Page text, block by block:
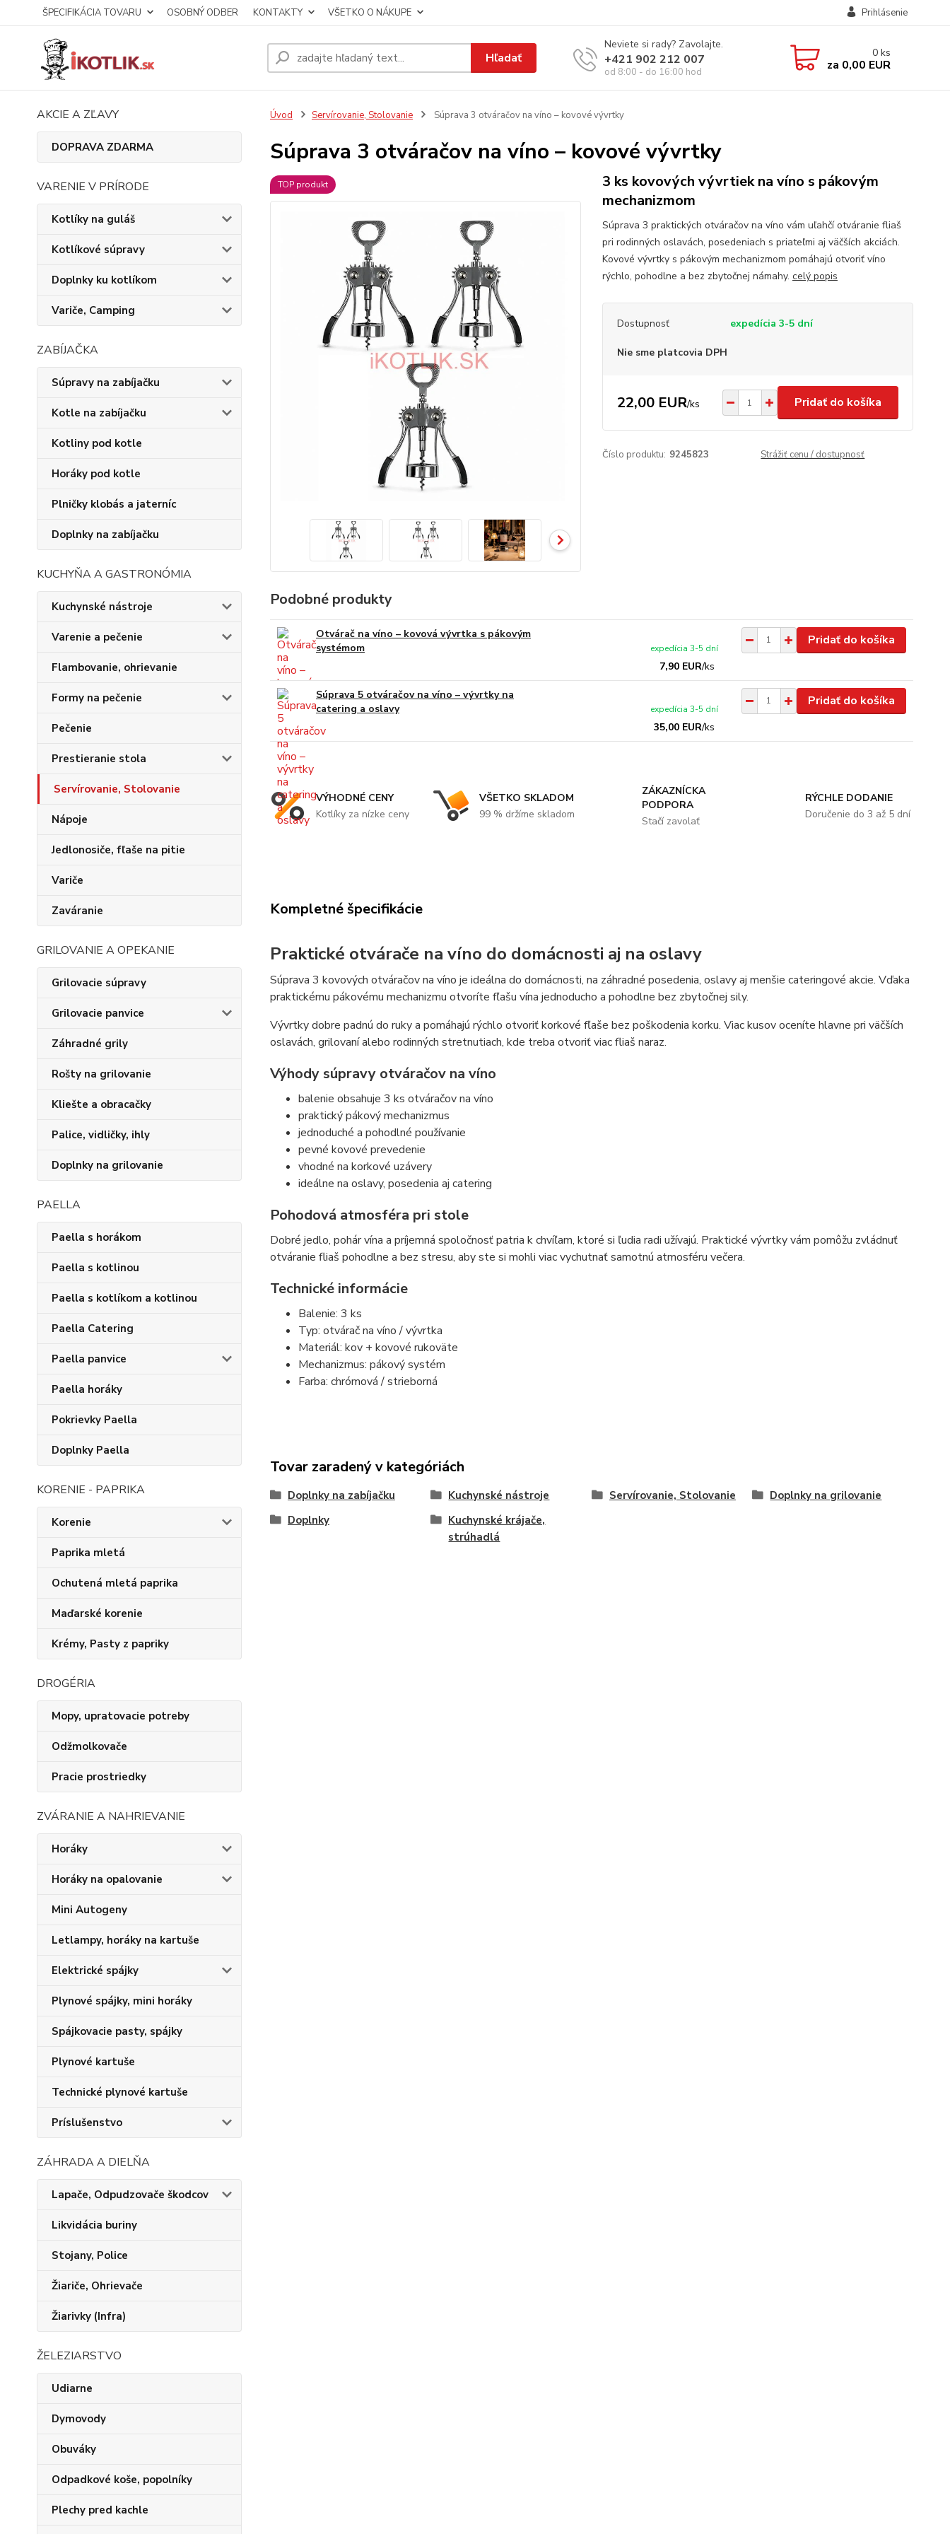
ŠPECIFIKÁCIA TOVARU OSOBNÝ ODBER KONTAKTY VŠETKO O NÁKUPE Prihlásenie
Hľadať
Neviete si rady? Zavolajte.
+421 902 212 007
od 8:00 - do 16:00 hod
0 ks
za 0,00 EUR
AKCIE A ZĽAVY
DOPRAVA ZDARMA
VARENIE V PRÍRODE
Kotlíky na guláš
Kotlíkové súpravy
Doplnky ku kotlíkom
Variče, Camping
ZABÍJAČKA
Súpravy na zabíjačku
Kotle na zabíjačku
Kotliny pod kotle
Horáky pod kotle
Plničky klobás a jaterníc
Doplnky na zabíjačku
KUCHYŇA A GASTRONÓMIA
Kuchynské nástroje
Varenie a pečenie
Flambovanie, ohrievanie
Formy na pečenie
Pečenie
Prestieranie stola
Servírovanie, Stolovanie
Nápoje
Jedlonosiče, fľaše na pitie
Variče
Zaváranie
GRILOVANIE A OPEKANIE
Grilovacie súpravy
Grilovacie panvice
Záhradné grily
Rošty na grilovanie
Kliešte a obracačky
Palice, vidličky, ihly
Doplnky na grilovanie
PAELLA
Paella s horákom
Paella s kotlinou
Paella s kotlíkom a kotlinou
Paella Catering
Paella panvice
Paella horáky
Pokrievky Paella
Doplnky Paella
KORENIE - PAPRIKA
Korenie
Paprika mletá
Ochutená mletá paprika
Maďarské korenie
Krémy, Pasty z papriky
DROGÉRIA
Mopy, upratovacie potreby
Odžmolkovače
Pracie prostriedky
ZVÁRANIE A NAHRIEVANIE
Horáky
Horáky na opalovanie
Mini Autogeny
Letlampy, horáky na kartuše
Elektrické spájky
Plynové spájky, mini horáky
Spájkovacie pasty, spájky
Plynové kartuše
Technické plynové kartuše
Príslušenstvo
ZÁHRADA A DIELŇA
Lapače, Odpudzovače škodcov
Likvidácia buriny
Stojany, Police
Žiariče, Ohrievače
Žiarivky (Infra)
ŽELEZIARSTVO
Udiarne
Dymovody
Obuváky
Odpadkové koše, popolníky
Plechy pred kachle
Úvod Servírovanie, Stolovanie Súprava 3 otváračov na víno – kovové vývrtky
Súprava 3 otváračov na víno – kovové vývrtky
TOP produkt
3 ks kovových vývrtiek na víno s pákovým
mechanizmom
Súprava 3 praktických otváračov na víno vám uľahčí otváranie fliaš
pri rodinných oslavách, posedeniach s priateľmi aj väčších akciách.
Kovové vývrtky s pákovým mechanizmom pomáhajú otvoriť víno
rýchlo, pohodlne a bez zbytočnej námahy. celý popis
Dostupnosť expedícia 3-5 dní
Nie sme platcovia DPH
22,00 EUR/ks Pridať do košíka
Číslo produktu: 9245823 Strážiť cenu / dostupnosť
Podobné produkty
Otvárač na víno – kovová vývrtka s pákovým
systémom
7,90 EUR/ks
expedícia 3-5 dní
Pridať do košíka
Súprava 5 otváračov na víno – vývrtky na
catering a oslavy
35,00 EUR/ks
expedícia 3-5 dní
Pridať do košíka
VÝHODNÉ CENY
Kotlíky za nízke ceny
VŠETKO SKLADOM
99 % držíme skladom
ZÁKAZNÍCKA
PODPORA
Stačí zavolať
RÝCHLE DODANIE
Doručenie do 3 až 5 dní
Kompletné špecifikácie
Praktické otvárače na víno do domácnosti aj na oslavy
Súprava 3 kovových otváračov na víno je ideálna do domácnosti, na záhradné posedenia, oslavy aj menšie cateringové akcie. Vďaka
praktickému pákovému mechanizmu otvoríte fľašu vína jednoducho a pohodlne bez zbytočnej sily.
Vývrtky dobre padnú do ruky a pomáhajú rýchlo otvoriť korkové fľaše bez poškodenia korku. Viac kusov oceníte hlavne pri väčších
oslavách, grilovaní alebo rodinných stretnutiach, kde treba otvoriť viac fliaš naraz.
Výhody súpravy otváračov na víno
balenie obsahuje 3 ks otváračov na víno
praktický pákový mechanizmus
jednoduché a pohodlné používanie
pevné kovové prevedenie
vhodné na korkové uzávery
ideálne na oslavy, posedenia aj catering
Pohodová atmosféra pri stole
Dobré jedlo, pohár vína a príjemná spoločnosť patria k chvíľam, ktoré si ľudia radi užívajú. Praktické vývrtky vám pomôžu zvládnuť
otváranie fliaš pohodlne a bez stresu, aby ste si mohli viac vychutnať samotnú atmosféru večera.
Technické informácie
Balenie: 3 ks
Typ: otvárač na víno / vývrtka
Materiál: kov + kovové rukoväte
Mechanizmus: pákový systém
Farba: chrómová / strieborná
Tovar zaradený v kategóriách
Doplnky na zabíjačku Kuchynské nástroje Servírovanie, Stolovanie
Doplnky na grilovanie
Doplnky
Kuchynské krájače,
strúhadlá